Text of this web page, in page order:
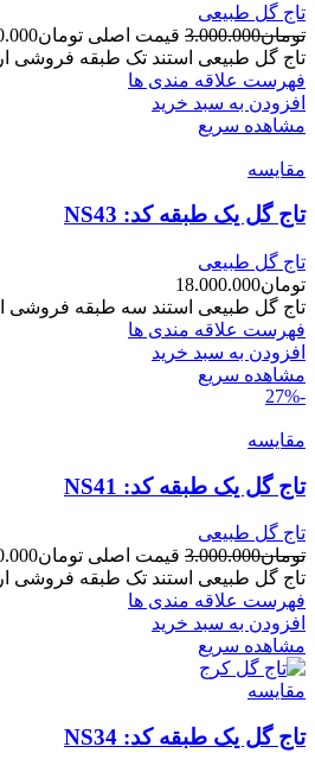
تاج گل طبیعی
تومان3.000.000 قیمت اصلی تومان3.000.000 بود.
تاج گل طبیعی استند تک طبقه فروشی ارتفاع : 170 سانتی متر دارای
فهرست علاقه مندی ها
افزودن به سبد خرید
مشاهده سریع
مقایسه
تاج گل یک طبقه کد: NS43
تاج گل طبیعی
تومان18.000.000
تاج گل طبیعی استند سه طبقه فروشی ارتفاع : 230 سانتی متر دارای
فهرست علاقه مندی ها
افزودن به سبد خرید
مشاهده سریع
-27%
مقایسه
تاج گل یک طبقه کد: NS41
تاج گل طبیعی
تومان3.000.000 قیمت اصلی تومان3.000.000 بود.
تاج گل طبیعی استند تک طبقه فروشی ارتفاع : 180 سانتی متر دارای
فهرست علاقه مندی ها
افزودن به سبد خرید
مشاهده سریع
مقایسه
تاج گل یک طبقه کد: NS34